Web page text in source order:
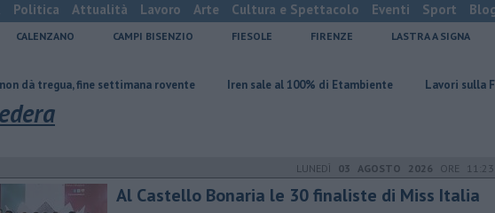
Politica Attualità Lavoro Arte Cultura e Spettacolo Eventi Sport
CALENZANO CAMPI BISENZIO FIESOLE FIRENZE LASTRA A SIGNA
settimana rovente Iren sale al 100% di Etambiente Lavori sulla Firenze-Roma,
LUNEDÌ 03 AGOSTO 2026 ORE 11:23
Al Castello Bonaria le 30 finaliste di Miss Italia